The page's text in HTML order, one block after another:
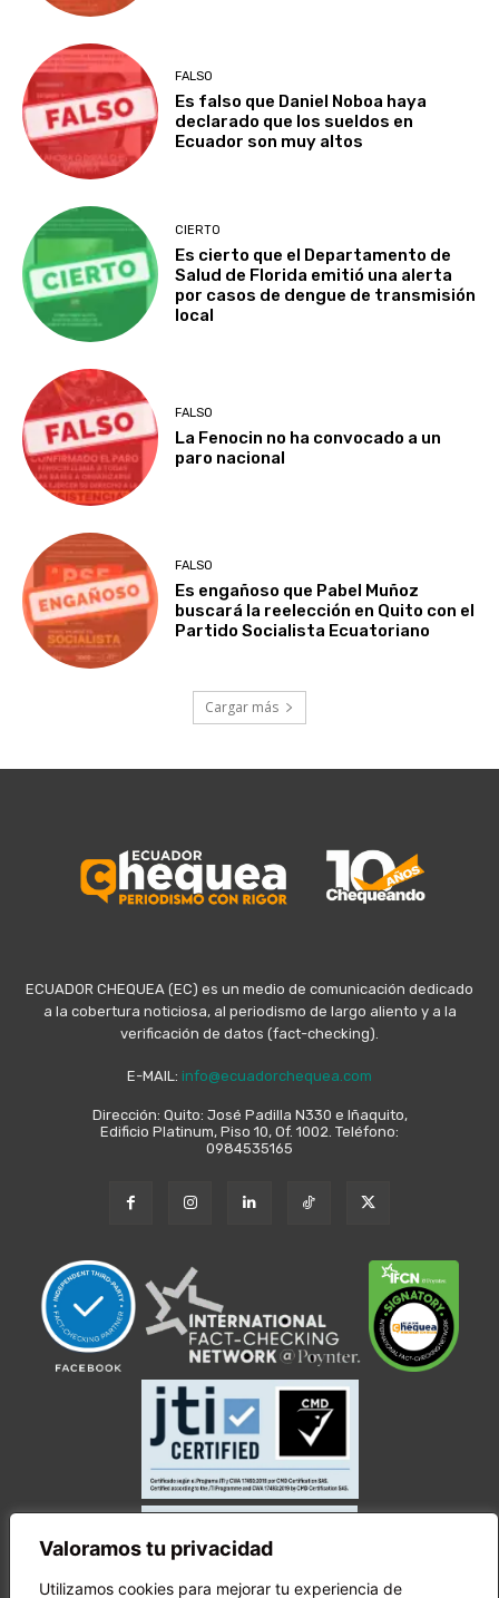
Valoramos tu privacidad
Utilizamos cookies para mejorar tu experiencia de
FALSO
Es falso que Daniel Noboa haya
declarado que los sueldos en
Ecuador son muy altos
CIERTO
Es cierto que el Departamento de
Salud de Florida emitió una alerta
por casos de dengue de transmisión
local
FALSO
La Fenocin no ha convocado a un
paro nacional
FALSO
Es engañoso que Pabel Muñoz
buscará la reelección en Quito con el
Partido Socialista Ecuatoriano
Cargar más
ECUADOR CHEQUEA (EC) es un medio de comunicación dedicado
a la cobertura noticiosa, al periodismo de largo aliento y a la
verificación de datos (fact-checking).
E-MAIL: info@ecuadorchequea.com
Dirección: Quito: José Padilla N330 e Iñaquito,
Edificio Platinum, Piso 10, Of. 1002. Teléfono:
0984535165